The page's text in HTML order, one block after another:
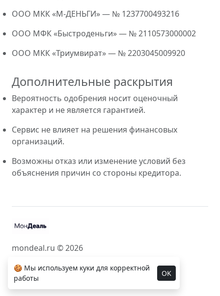
ООО МКК «М-ДЕНЬГИ» — № 1237700493216
ООО МФК «Быстроденьги» — № 2110573000002
ООО МКК «Триумвират» — № 2203045009920
Дополнительные раскрытия
Вероятность одобрения носит оценочный
характер и не является гарантией.
Сервис не влияет на решения финансовых
организаций.
Возможны отказ или изменение условий без
объяснения причин со стороны кредитора.
mondeal.ru © 2026
🍪 Мы используем куки для корректной
работы
OK